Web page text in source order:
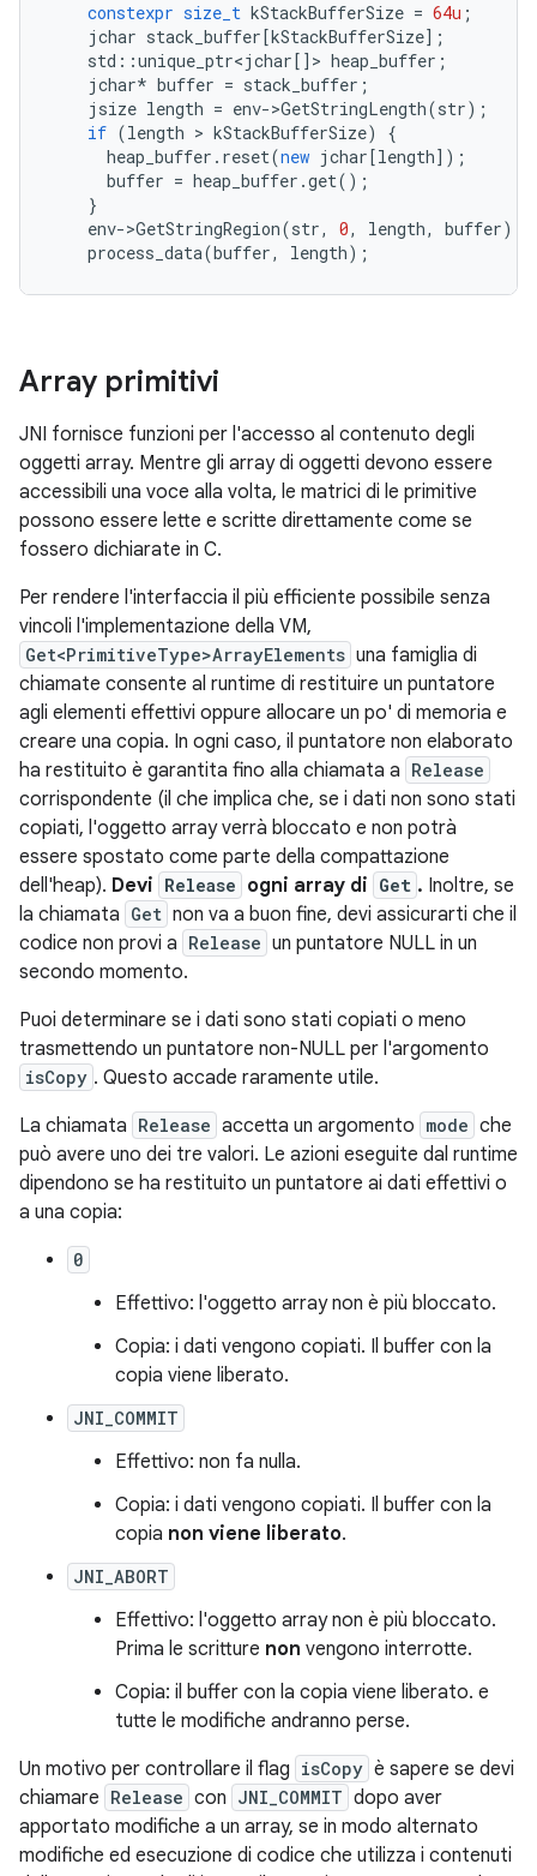
constexpr size_t kStackBufferSize = 64u ;
jchar stack_buffer[kStackBufferSize];
std ::unique_ptr<jchar[] > heap_buffer ;
jchar* buffer = stack_buffer ;
jsize length = env->GetStringLength(str);
if (length > kStackBufferSize)
{
heap_buffer . reset(new jchar[length]);
buffer = heap_buffer .get();
}
env->GetStringRegion(str, 0, length, buffer);
process_data(buffer, length);
Array primitivi
JNI fornisce funzioni per l'accesso al contenuto degli
oggetti array. Mentre gli array di oggetti devono essere
accessibili una voce alla volta, le matrici di le primitive
possono essere lette e scritte direttamente come se
fossero dichiarate in C.
Per rendere l'interfaccia il più efficiente possibile senza
vincoli l'implementazione della VM,
Get<PrimitiveType>ArrayElements una famiglia di
chiamate consente al runtime di restituire un puntatore
agli elementi effettivi oppure allocare un po' di memoria e
creare una copia. In ogni caso, il puntatore non elaborato
ha restituito è garantita fino alla chiamata a Release
corrispondente (il che implica che, se i dati non sono stati
copiati, l'oggetto array verrà bloccato e non potrà
essere spostato come parte della compattazione
dell'heap). Devi Release ogni array di Get . Inoltre, se
la chiamata Get non va a buon fine, devi assicurarti che il
codice non provi a Release un puntatore NULL in un
secondo momento.
Puoi determinare se i dati sono stati copiati o meno
trasmettendo un puntatore non-NULL per l'argomento
isCopy . Questo accade raramente utile.
La chiamata Release accetta un argomento mode che
può avere uno dei tre valori. Le azioni eseguite dal runtime
dipendono se ha restituito un puntatore ai dati effettivi o
a una copia:
0
Effettivo: l'oggetto array non è più bloccato.
Copia: i dati vengono copiati. Il buffer con la
copia viene liberato.
JNI_COMMIT
Effettivo: non fa nulla.
Copia: i dati vengono copiati. Il buffer con la
copia non viene liberato.
JNI_ABORT
Effettivo: l'oggetto array non è più bloccato.
Prima le scritture non vengono interrotte.
Copia: il buffer con la copia viene liberato. e
tutte le modifiche andranno perse.
Un motivo per controllare il flag isCopy è sapere se devi
chiamare Release con JNI_COMMIT dopo aver
apportato modifiche a un array, se in modo alternato
modifiche ed esecuzione di codice che utilizza i contenuti